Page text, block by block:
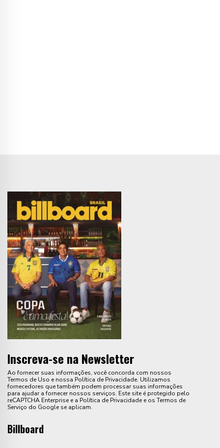
Inscreva-se na Newsletter
Ao fornecer suas informações, você concorda com nossos
Termos de Uso e nossa Política de Privacidade. Utilizamos
fornecedores que também podem processar suas informações
para ajudar a fornecer nossos serviços. Este site é protegido pelo
reCAPTCHA Enterprise e a Política de Privacidade e os Termos de
Serviço do Google se aplicam.
Billboard